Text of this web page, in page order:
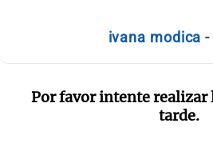
ivana modica
Por favor intente realizar
tarde.